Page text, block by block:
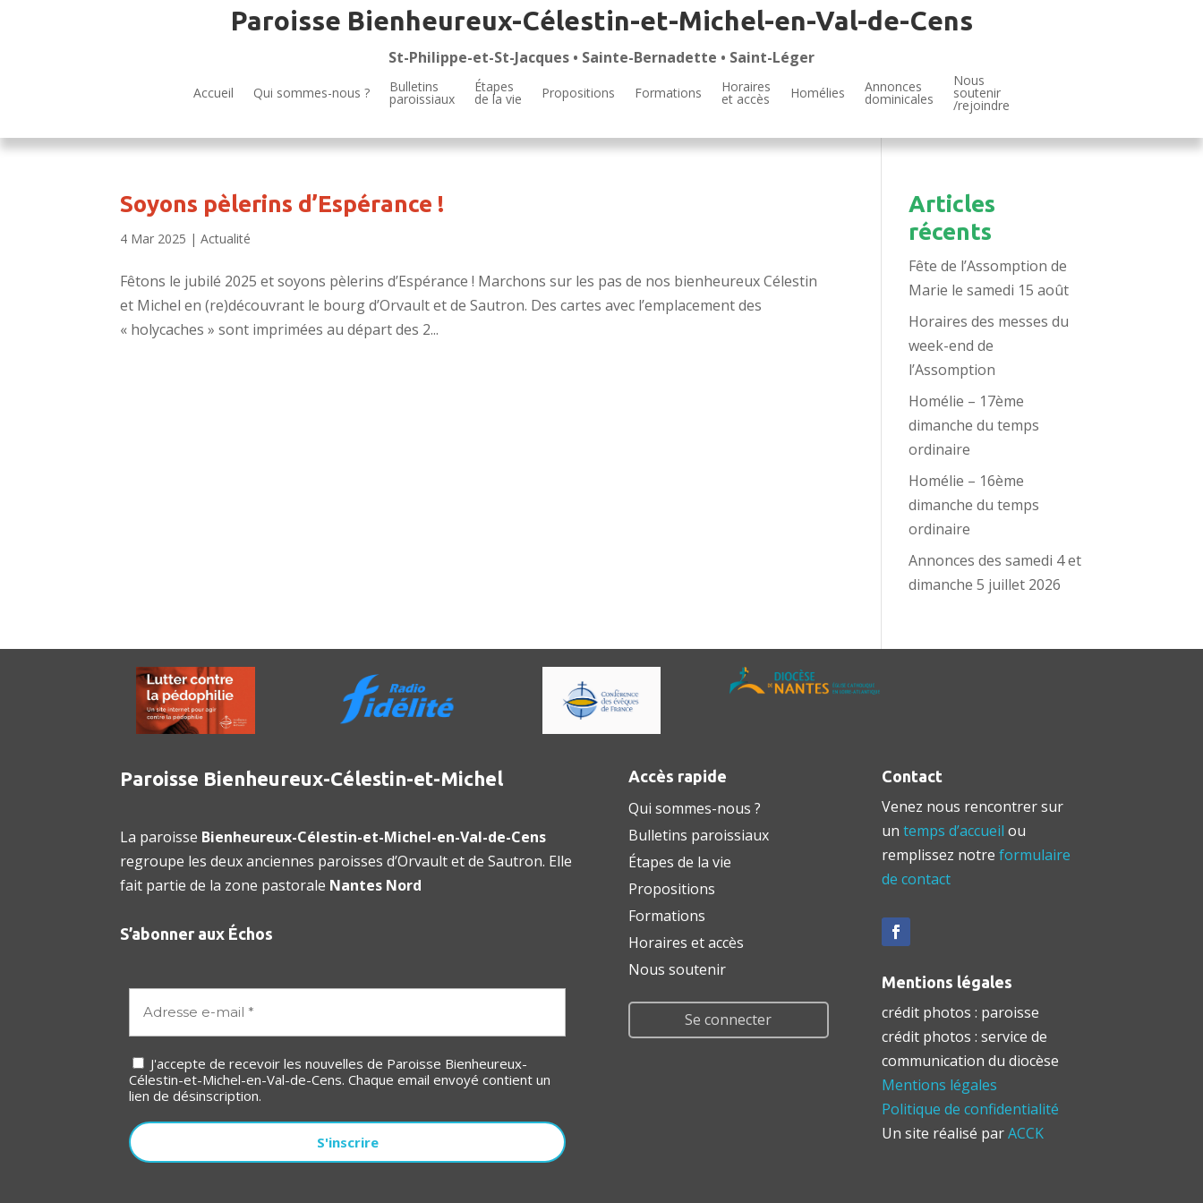
Paroisse Bienheureux-Célestin-et-Michel-en-Val-de-Cens
St-Philippe-et-St-Jacques • Sainte-Bernadette • Saint-Léger
Accueil Qui sommes-nous ? Bulletins
paroissiaux
Étapes
de la vie Propositions Formations Horaires
et accès Homélies Annonces
dominicales
Nous
soutenir
/rejoindre
Soyons pèlerins d’Espérance !
4 Mar 2025 |Actualité
Fêtons le jubilé 2025 et soyons pèlerins d’Espérance ! Marchons sur les pas de nos bienheureux Célestin
et Michel en (re)découvrant le bourg d’Orvault et de Sautron. Des cartes avec l’emplacement des
« holycaches » sont imprimées au départ des 2...
Articles
récents
Fête de l’Assomption de
Marie le samedi 15 août
Horaires des messes du
week-end de
l’Assomption
Homélie – 17ème
dimanche du temps
ordinaire
Homélie – 16ème
dimanche du temps
ordinaire
Annonces des samedi 4 et
dimanche 5 juillet 2026
Paroisse Bienheureux-Célestin-et-Michel
La paroisse Bienheureux-Célestin-et-Michel-en-Val-de-Cens
regroupe les deux anciennes paroisses d’Orvault et de Sautron. Elle
fait partie de la zone pastorale Nantes Nord
S’abonner aux Échos
J'accepte de recevoir les nouvelles de Paroisse Bienheureux-
Célestin-et-Michel-en-Val-de-Cens. Chaque email envoyé contient un
lien de désinscription.
Accès rapide
Qui sommes-nous ?
Bulletins paroissiaux
Étapes de la vie
Propositions
Formations
Horaires et accès
Nous soutenir
Se connecter
Contact
Venez nous rencontrer sur
untemps d’accueil ou
remplissez notreformulaire
de contact
Mentions légales
crédit photos : paroisse
crédit photos : service de
communication du diocèse
Mentions légales
Politique de confidentialité
Un site réalisé parACCK